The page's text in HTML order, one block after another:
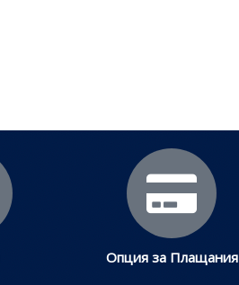
Опция за Плащания